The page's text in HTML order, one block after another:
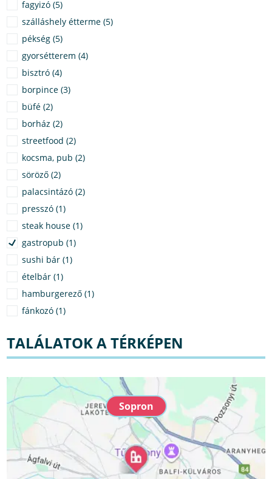
fagyizó (5)
szálláshely étterme (5)
pékség (5)
gyorsétterem (4)
bisztró (4)
borpince (3)
büfé (2)
borház (2)
streetfood (2)
kocsma, pub (2)
söröző (2)
palacsintázó (2)
presszó (1)
steak house (1)
gastropub (1)
sushi bár (1)
ételbár (1)
hamburgerező (1)
fánkozó (1)
TALÁLATOK A TÉRKÉPEN
Sopron